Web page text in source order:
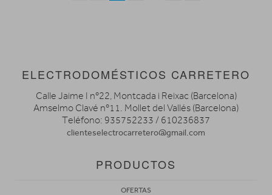
ELECTRODOMÉSTICOS CARRETERO
Calle Jaime I nº22, Montcada i Reixac (Barcelona)
Amselmo Clavé nº11. Mollet del Vallés (Barcelona)
Teléfono: 935752233 / 610236837
clienteselectrocarretero@gmail.com
PRODUCTOS
OFERTAS